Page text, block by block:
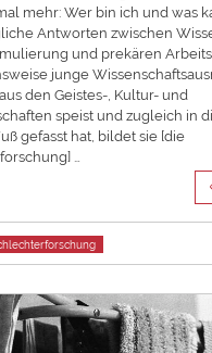
mehr: Wer bin ich und was
Antworten zwischen
und prekären
junge
den Geistes-, Kultur- und
speist und zugleich in
gefasst hat, bildet sie [die
…